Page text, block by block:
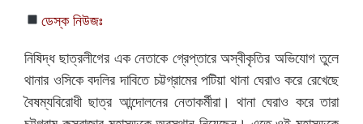
ডেস্ক নিউজঃ
নিষিদ্ধ ছাত্রলীগের এক নেতাকে গ্রেপ্তারে অস্বীকৃতির অভিযোগ তুলে
থানার ওসিকে বদলির দাবিতে চট্টগ্রামের পটিয়া থানা ঘেরাও করে রেখেছে
বৈষম্যবিরোধী ছাত্র আন্দোলনের নেতাকর্মীরা। থানা ঘেরাও করে তারা